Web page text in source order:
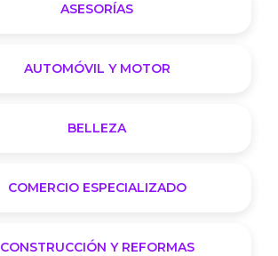
ASESORÍAS
AUTOMÓVIL Y MOTOR
BELLEZA
COMERCIO ESPECIALIZADO
CONSTRUCCIÓN Y REFORMAS